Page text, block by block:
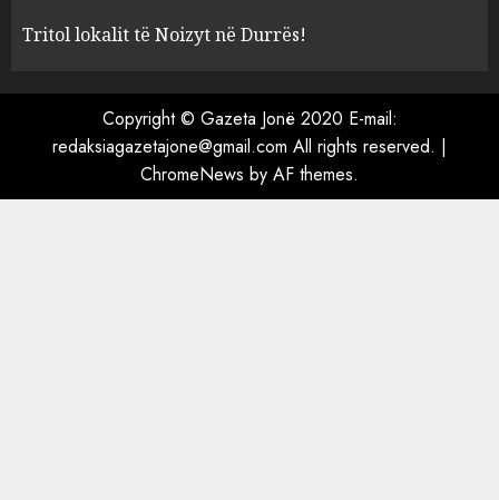
Tritol lokalit të Noizyt në
Durrës!
AUGUST 8, 2026
Tritol lokalit të Noizyt në Durrës!
Copyright © Gazeta Jonë 2020 E-mail:
redaksiagazetajone@gmail.com All rights reserved. |
ChromeNews by AF themes.